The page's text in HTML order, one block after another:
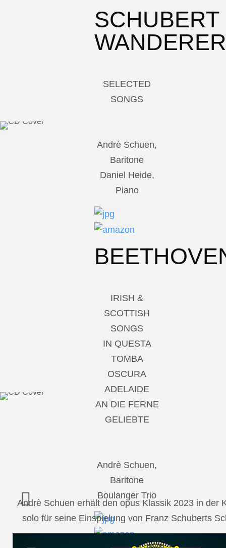
SCHUBERT
WANDERER
SELECTED
SONGS
Andrè Schuen,
Baritone
Daniel Heide,
Piano
IRISH &
SCOTTISH
SONGS
IN QUESTA
TOMBA
OSCURA
ADELAIDE
AN DIE FERNE
GELIEBTE
Andrè Schuen,
Baritone
Boulanger Trio
Andrè Schuen erhält den opus Klassik 2023 in der
solo für seine Einspielung von Franz Schuberts